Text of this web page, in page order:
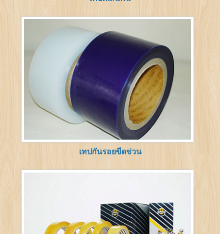
เทปกันรอยขีดข่วน